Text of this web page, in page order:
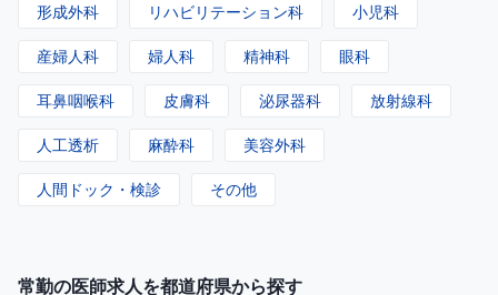
形成外科 リハビリテーション科 小児科
産婦人科 婦人科 精神科 眼科
耳鼻咽喉科 皮膚科 泌尿器科 放射線科
人工透析 麻酔科 美容外科
人間ドック・検診 その他
常勤の医師求人を都道府県から探す